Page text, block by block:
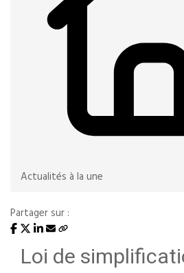
Actualités à la une
Partager sur :
Loi de